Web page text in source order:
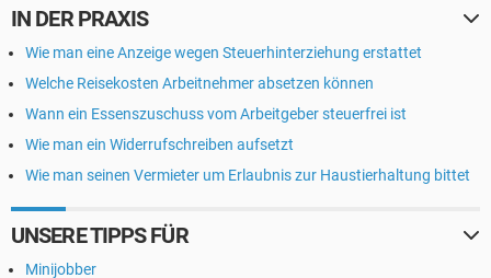
IN DER PRAXIS
Wie man eine Anzeige wegen Steuerhinterziehung erstattet
Welche Reisekosten Arbeitnehmer absetzen können
Wann ein Essenszuschuss vom Arbeitgeber steuerfrei ist
Wie man ein Widerrufschreiben aufsetzt
Wie man seinen Vermieter um Erlaubnis zur Haustierhaltung bittet
UNSERE TIPPS FÜR
Minijobber